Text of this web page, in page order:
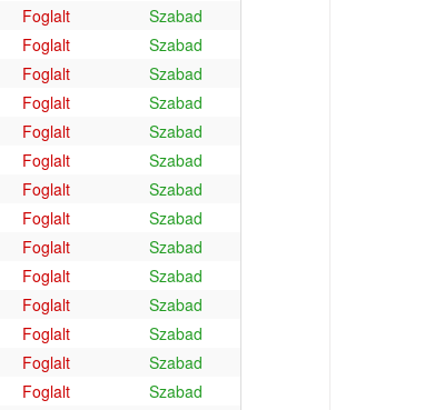
Foglalt
Szabad
Foglalt
Szabad
Foglalt
Szabad
Foglalt
Szabad
Foglalt
Szabad
Foglalt
Szabad
Foglalt
Szabad
Foglalt
Szabad
Foglalt
Szabad
Foglalt
Szabad
Foglalt
Szabad
Foglalt
Szabad
Foglalt
Szabad
Foglalt
Szabad